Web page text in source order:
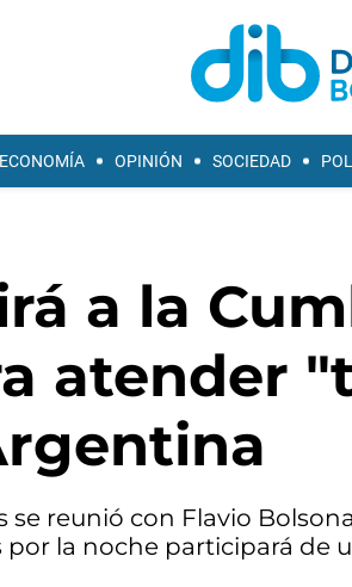
ECONOMÍA OPINIÓN SOCIEDAD
a la
atender
se reunió con Flavio
la noche participará de